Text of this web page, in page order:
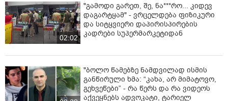
02:02
"გამოდი გარეთ, შე, ნა***რო... კიდევ
დაგარტყამ" - ვრცელდება ფიზიკური
და სიტყვიერი დაპირისპირების
კადრები სუპერმარკეტიდან
"ბოლო წამებზე ნამდვილად ისმის
განწირული ხმა: “კახა, არ მიმატოვო,
გეხვეწები” - რა წერს და რა ვიდეოს
აქვეყნებს ადვოკატი, ტარიელ